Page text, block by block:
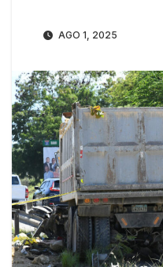
AGO 1, 2025